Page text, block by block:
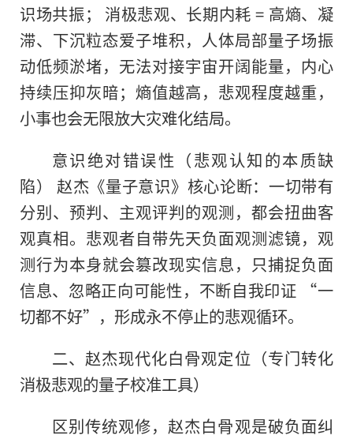
识场共振； 消极悲观、长期内耗 = 高熵、凝
滞、下沉粒态爱子堆积，人体局部量子场振
动低频淤堵，无法对接宇宙开阔能量，内心
持续压抑灰暗；熵值越高，悲观程度越重，
小事也会无限放大灾难化结局。
意识绝对错误性（悲观认知的本质缺
陷） 赵杰《量子意识》核心论断：一切带有
分别、预判、主观评判的观测，都会扭曲客
观真相。悲观者自带先天负面观测滤镜，观
测行为本身就会篡改现实信息，只捕捉负面
信息、忽略正向可能性，不断自我印证 “一
切都不好”，形成永不停止的悲观循环。
二、赵杰现代化白骨观定位（专门转化
消极悲观的量子校准工具）
区别传统观修，赵杰白骨观是破负面纠